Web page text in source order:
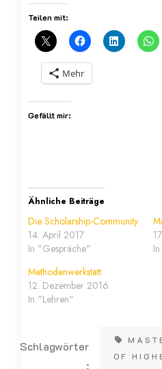
Teilen mit:
Mehr
Gefällt mir:
Ähnliche Beiträge
Die Scholarship-Community
14. April 2017
In "Gespräche"
Methodenwerkstatt
12. Dezember 2016
In "Lehren"
Schlagwörter
:
OF